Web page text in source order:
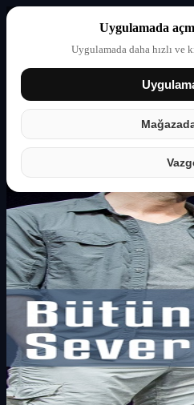
Uygulamada
Uygulamada daha hızlı ve
Giriş yap Partner